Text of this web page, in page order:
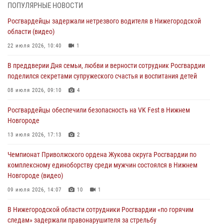
В Нижегородской области продолжаются мероприятия в рамках
16 июля 2026, 05:00
Росгвардейцы обеспечили безопасность на VK Fest в Нижнем
13 июля 2026, 17:13
Нижегородские росгвардейцы за прошедшую неделю выезжали
13 июля 2026, 06:45
Росгвардейцы предотвратили серию краж в Нижнем Новгороде
ПОПУЛЯРНЫЕ НОВОСТИ
Росгвардейцы задержали нетрезвого водителя в Нижегородской
области (видео)
22 июля 2026, 10:40 1
В преддверии Дня семьи, любви и верности сотрудник Росгвардии
поделился секретами супружеского счастья и воспитания детей
08 июля 2026, 09:10 4
Росгвардейцы обеспечили безопасность на VK Fest в Нижнем
Новгороде
13 июля 2026, 17:13 2
Чемпионат Приволжского ордена Жукова округа Росгвардии по
комплексному единоборству среди мужчин состоялся в Нижнем
Новгороде (видео)
09 июля 2026, 14:07 10 1
В Нижегородской области сотрудники Росгвардии «по горячим
следам» задержали правонарушителя за стрельбу